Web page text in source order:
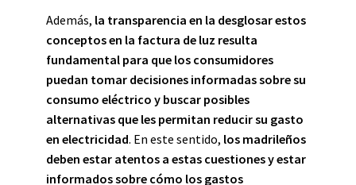
Además, la transparencia en la desglosar estos
conceptos en la factura de luz resulta
fundamental para que los consumidores
puedan tomar decisiones informadas sobre su
consumo eléctrico y buscar posibles
alternativas que les permitan reducir su gasto
en electricidad. En este sentido, los madrileños
deben estar atentos a estas cuestiones y estar
informados sobre cómo los gastos